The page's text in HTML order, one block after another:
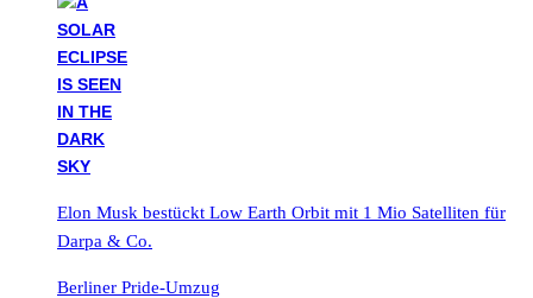
Elon Musk bestückt Low Earth Orbit mit 1 Mio Satelliten für
Darpa & Co.
Berliner Pride-Umzug